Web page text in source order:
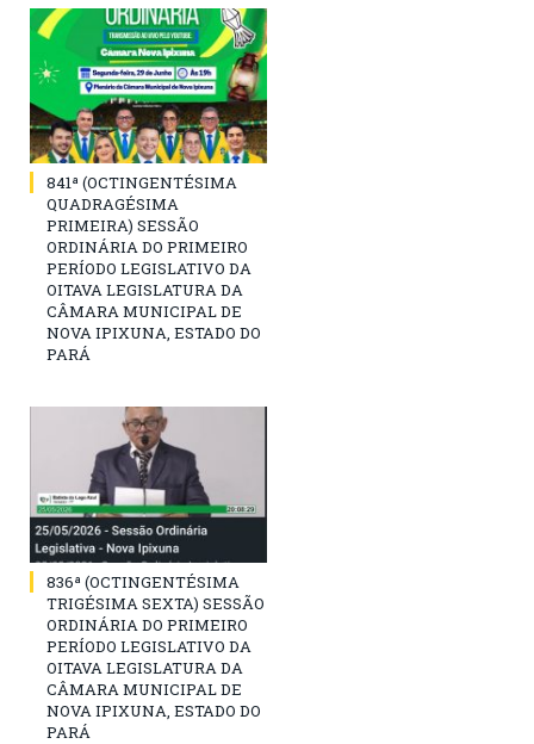
841ª (OCTINGENTÉSIMA
QUADRAGÉSIMA
PRIMEIRA) SESSÃO
ORDINÁRIA DO PRIMEIRO
PERÍODO LEGISLATIVO DA
OITAVA LEGISLATURA DA
CÂMARA MUNICIPAL DE
NOVA IPIXUNA, ESTADO DO
PARÁ
836ª (OCTINGENTÉSIMA
TRIGÉSIMA SEXTA) SESSÃO
ORDINÁRIA DO PRIMEIRO
PERÍODO LEGISLATIVO DA
OITAVA LEGISLATURA DA
CÂMARA MUNICIPAL DE
NOVA IPIXUNA, ESTADO DO
PARÁ